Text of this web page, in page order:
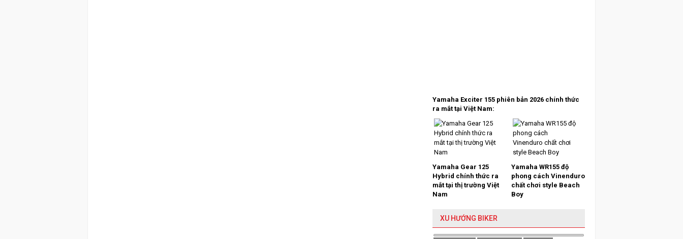
Yamaha Exciter 155 phiên bản 2026 chính thức
ra mắt tại Việt Nam:
Yamaha Gear 125
Hybrid chính thức ra
mắt tại thị trường Việt
Nam
Yamaha WR155 độ
phong cách Vinenduro
chất chơi style Beach
Boy
XU HƯỚNG BIKER